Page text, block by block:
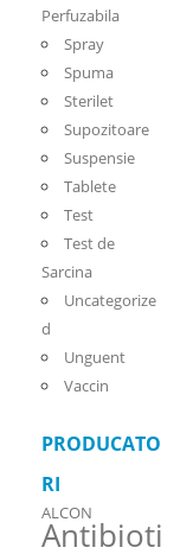
Perfuzabila
Spray
Spuma
Sterilet
Supozitoare
Suspensie
Tablete
Test
Test de
Sarcina
Uncategorize
d
Unguent
Vaccin
PRODUCATO
RI
ALCON
Antibioti